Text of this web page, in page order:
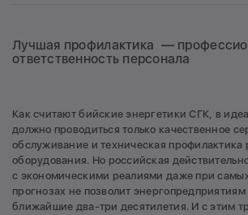
Лучшая профилактика —
ответственность персонала
Как считают бийские энергетики СГК, в
должно проводиться только качественное
обслуживание и техническая профилактика
оборудования. Но российская
с экономическими реалиями даже при
прогнозах не позволит
ближайшие два-три десятилетия. И с этим